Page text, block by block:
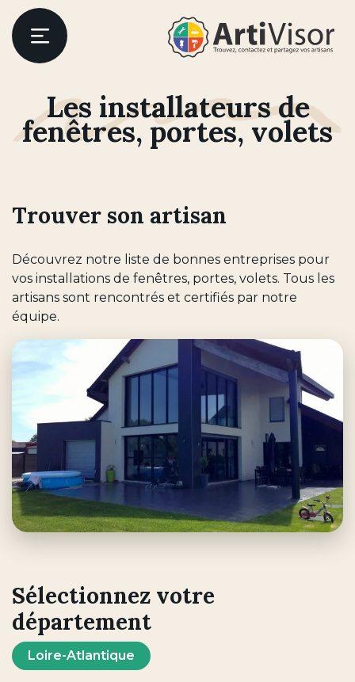
Les installateurs de
fenêtres, portes, volets
Trouver son artisan
Découvrez notre liste de bonnes entreprises pour
vos installations de fenêtres, portes, volets. Tous les
artisans sont rencontrés et certifiés par notre
équipe.
Sélectionnez votre
département
Loire-Atlantique